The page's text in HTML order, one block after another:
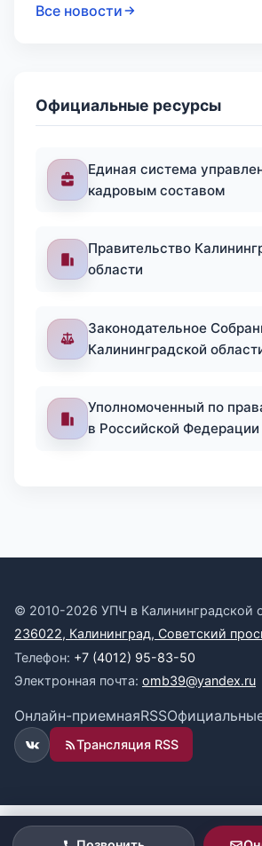
Все новости
Официальные ресурсы
Единая система
кадровым составом
Правительство
области
Законодательное
Калининградской
Уполномоченный по
в Российской Федерации
© 2010-2026 УПЧ в Калининградской
236022, Калининград, Советский
Телефон: +7 (4012) 95-83-50
Электронная почта: omb39@yandex.ru
Онлайн-приемнаяRSS
ВКонтакте
Трансляция RSS